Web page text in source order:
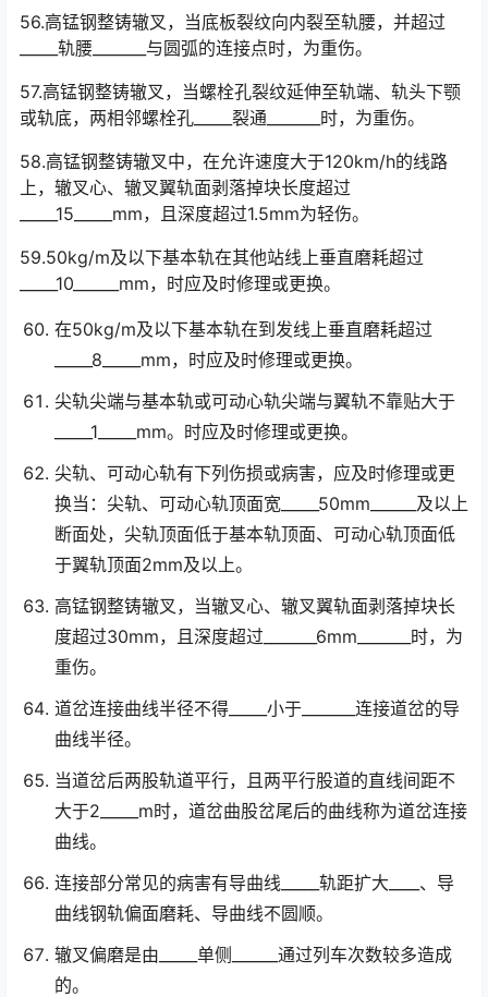
56.高锰钢整铸辙叉，当底板裂纹向内裂至轨腰，并超过
_____轨腰_______与圆弧的连接点时，为重伤。
57.高锰钢整铸辙叉，当螺栓孔裂纹延伸至轨端、轨头下颚
或轨底，两相邻螺栓孔_____裂通_______时，为重伤。
58.高锰钢整铸辙叉中，在允许速度大于120km/h的线路
上，辙叉心、辙叉翼轨面剥落掉块长度超过
_____15_____mm，且深度超过1.5mm为轻伤。
59.50kg/m及以下基本轨在其他站线上垂直磨耗超过
_____10______mm，时应及时修理或更换。
在50kg/m及以下基本轨在到发线上垂直磨耗超过
_____8_____mm，时应及时修理或更换。
尖轨尖端与基本轨或可动心轨尖端与翼轨不靠贴大于
_____1_____mm。时应及时修理或更换。
尖轨、可动心轨有下列伤损或病害，应及时修理或更
换当：尖轨、可动心轨顶面宽_____50mm______及以上
断面处，尖轨顶面低于基本轨顶面、可动心轨顶面低
于翼轨顶面2mm及以上。󠅅󠅃󠄵󠅂󠄪󠇖󠆨󠆨󠇕󠆞󠆒󠅬󠇘󠆭󠆘󠇙󠆝󠅵󠇗󠆭󠆁󠄐󠇗󠅹󠅸󠇖󠆍󠅳󠇖󠅹󠅰󠇖󠆌󠅹
高锰钢整铸辙叉，当辙叉心、辙叉翼轨面剥落掉块长
度超过30mm，且深度超过_______6mm_______时，为
重伤。
道岔连接曲线半径不得_____小于_______连接道岔的导
曲线半径。
当道岔后两股轨道平行，且两平行股道的直线间距不
大于2_____m时，道岔曲股岔尾后的曲线称为道岔连接
曲线。
连接部分常见的病害有导曲线_____轨距扩大____、导
曲线钢轨偏面磨耗、导曲线不圆顺。
辙叉偏磨是由_____单侧______通过列车次数较多造成
的。